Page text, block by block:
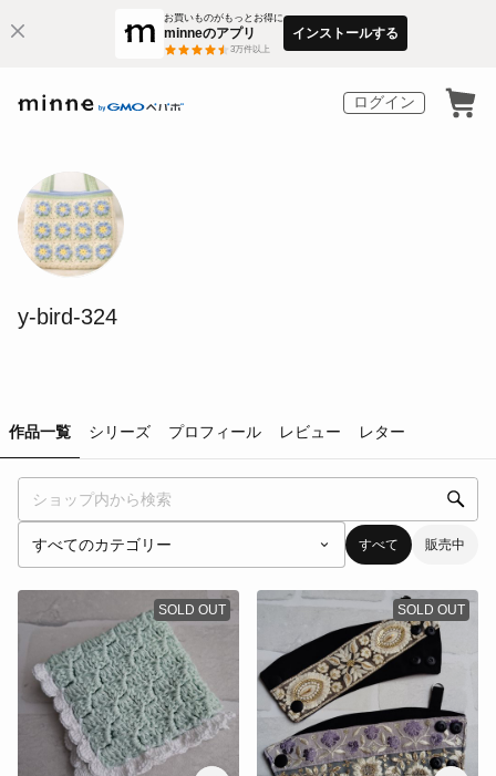
お買いものがもっとお得に
minneのアプリ
3万件以上
インストールする
ログイン
y-bird-324
作品一覧 シリーズ プロフィール レビュー レター
すべて 販売中
SOLD OUT SOLD OUT